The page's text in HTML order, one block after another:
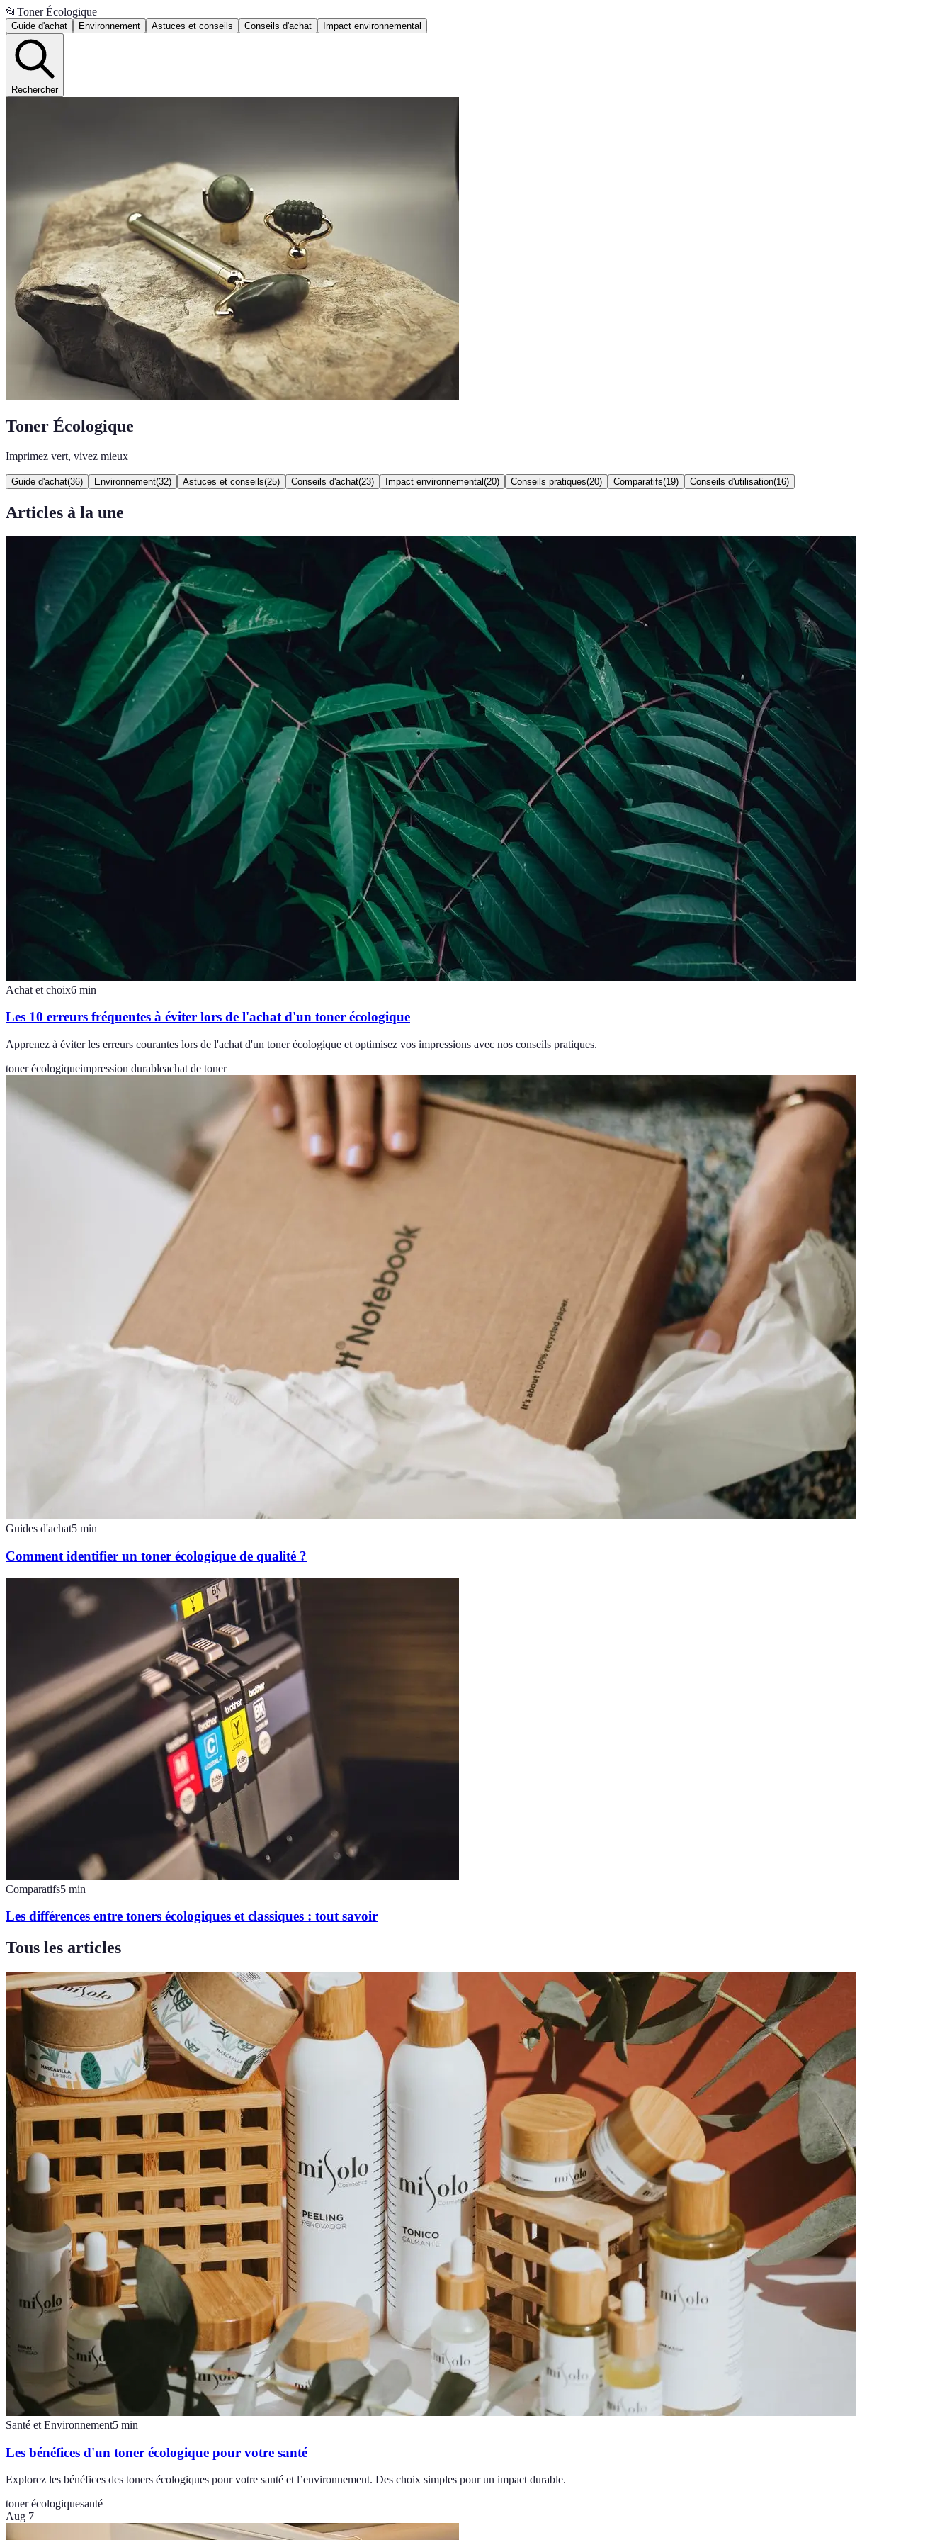
📂 Toner Écologique
Guide d'achat Environnement Astuces et conseils Conseils d'achat Impact environnemental
Rechercher
Toner Écologique
Imprimez vert, vivez mieux
Guide d'achat(36) Environnement(32) Astuces et conseils(25) Conseils d'achat(23) Impact environnemental (20) Conseils pratiques(20) Comparatifs(19) Conseils d'utilisation(16)
Articles à la une
Achat et choix6 min
Les 10 erreurs fréquentes à éviter lors de l'achat d'un toner écologique
Apprenez à éviter les erreurs courantes lors de l'achat d'un toner écologique et optimisez vos impressions avec nos conseils pratiques.
toner écologiqueimpression durableachat de toner
Guides d'achat5 min
Comment identifier un toner écologique de qualité ?
Comparatifs5 min
Les différences entre toners écologiques et classiques : tout savoir
Tous les articles
Santé et Environnement5 min
Les bénéfices d'un toner écologique pour votre santé
Explorez les bénéfices des toners écologiques pour votre santé et l’environnement. Des choix simples pour un impact durable.
toner écologiquesanté
Aug 7